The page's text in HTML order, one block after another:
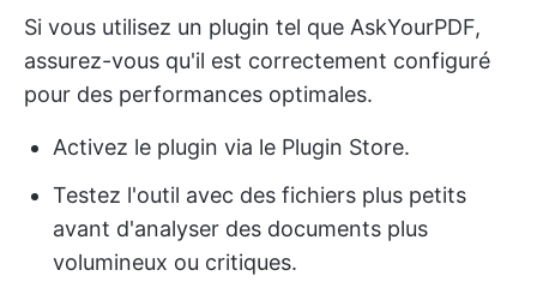
Si vous utilisez un plugin tel que AskYourPDF,
assurez-vous qu'il est correctement configuré
pour des performances optimales.
Activez le plugin via le Plugin Store.
Testez l'outil avec des fichiers plus petits
avant d'analyser des documents plus
volumineux ou critiques.